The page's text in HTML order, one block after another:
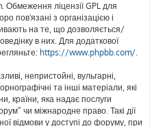
. Обмеження ліцензії GPL для
пов'язані з організацією і
на те, що дозволяється/
в них. Для додаткової
https://www.phpbb.com/.
непристойні, вульгарні,
та інші матеріали, які
країни, яка надає послуги
чи міжнародне право. Такі дії
відмови у доступі до форуму, при